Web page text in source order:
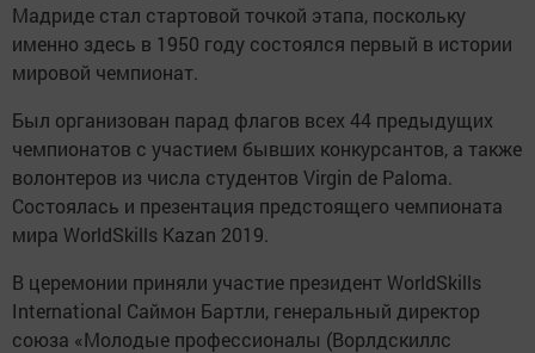
Мадриде стал стартовой точкой этапа, поскольку
именно здесь в 1950 году состоялся первый в истории
мировой чемпионат.
Был организован парад флагов всех 44 предыдущих
чемпионатов с участием бывших конкурсантов, а также
волонтеров из числа студентов Virgin de Paloma.
Состоялась и презентация предстоящего чемпионата
мира WorldSkills Kazan 2019.
В церемонии приняли участие президент WorldSkills
International Саймон Бартли, генеральный директор
союза «Молодые профессионалы (Ворлдскиллс